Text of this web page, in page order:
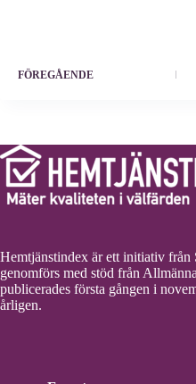
FÖREGÅENDE
Hemtjänstindex är ett initiativ från
genomförs med stöd från
publicerades första gången i
årligen.